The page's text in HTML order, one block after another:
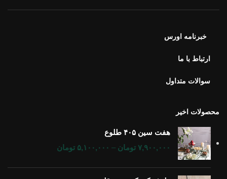
خبرنامه اورس
ارتباط با ما
سوالات متداول
محصولات اخیر
هفت سین ۴۰۵ طلوع
۷,۹۰۰,۰۰۰ تومان – ۵,۱۰۰,۰۰۰ تومان